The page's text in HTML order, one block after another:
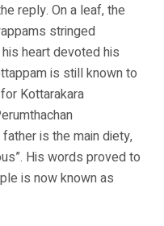
reply. On a leaf, the
stringed
heart devoted his
is still known to
Kottarakara
is the main diety,
His words proved to
is now known as